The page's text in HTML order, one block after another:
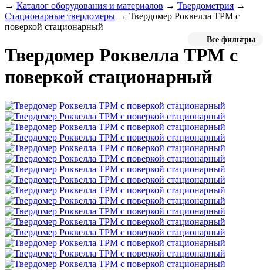
→ Каталог оборудования и материалов → Твердометрия →
Стационарные твердомеры → Твердомер Роквелла ТРМ с
поверкой стационарный
Все фильтры
Твердомер Роквелла ТРМ с
поверкой стационарный